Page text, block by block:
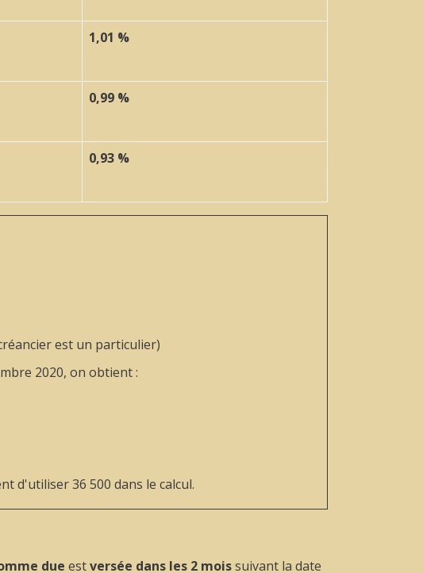
1,01 %
0,99 %
0,93 %
est un particulier)
2020, on obtient :
d'utiliser 36 500 dans le calcul.
due estversée dans les 2 moissuivant la date